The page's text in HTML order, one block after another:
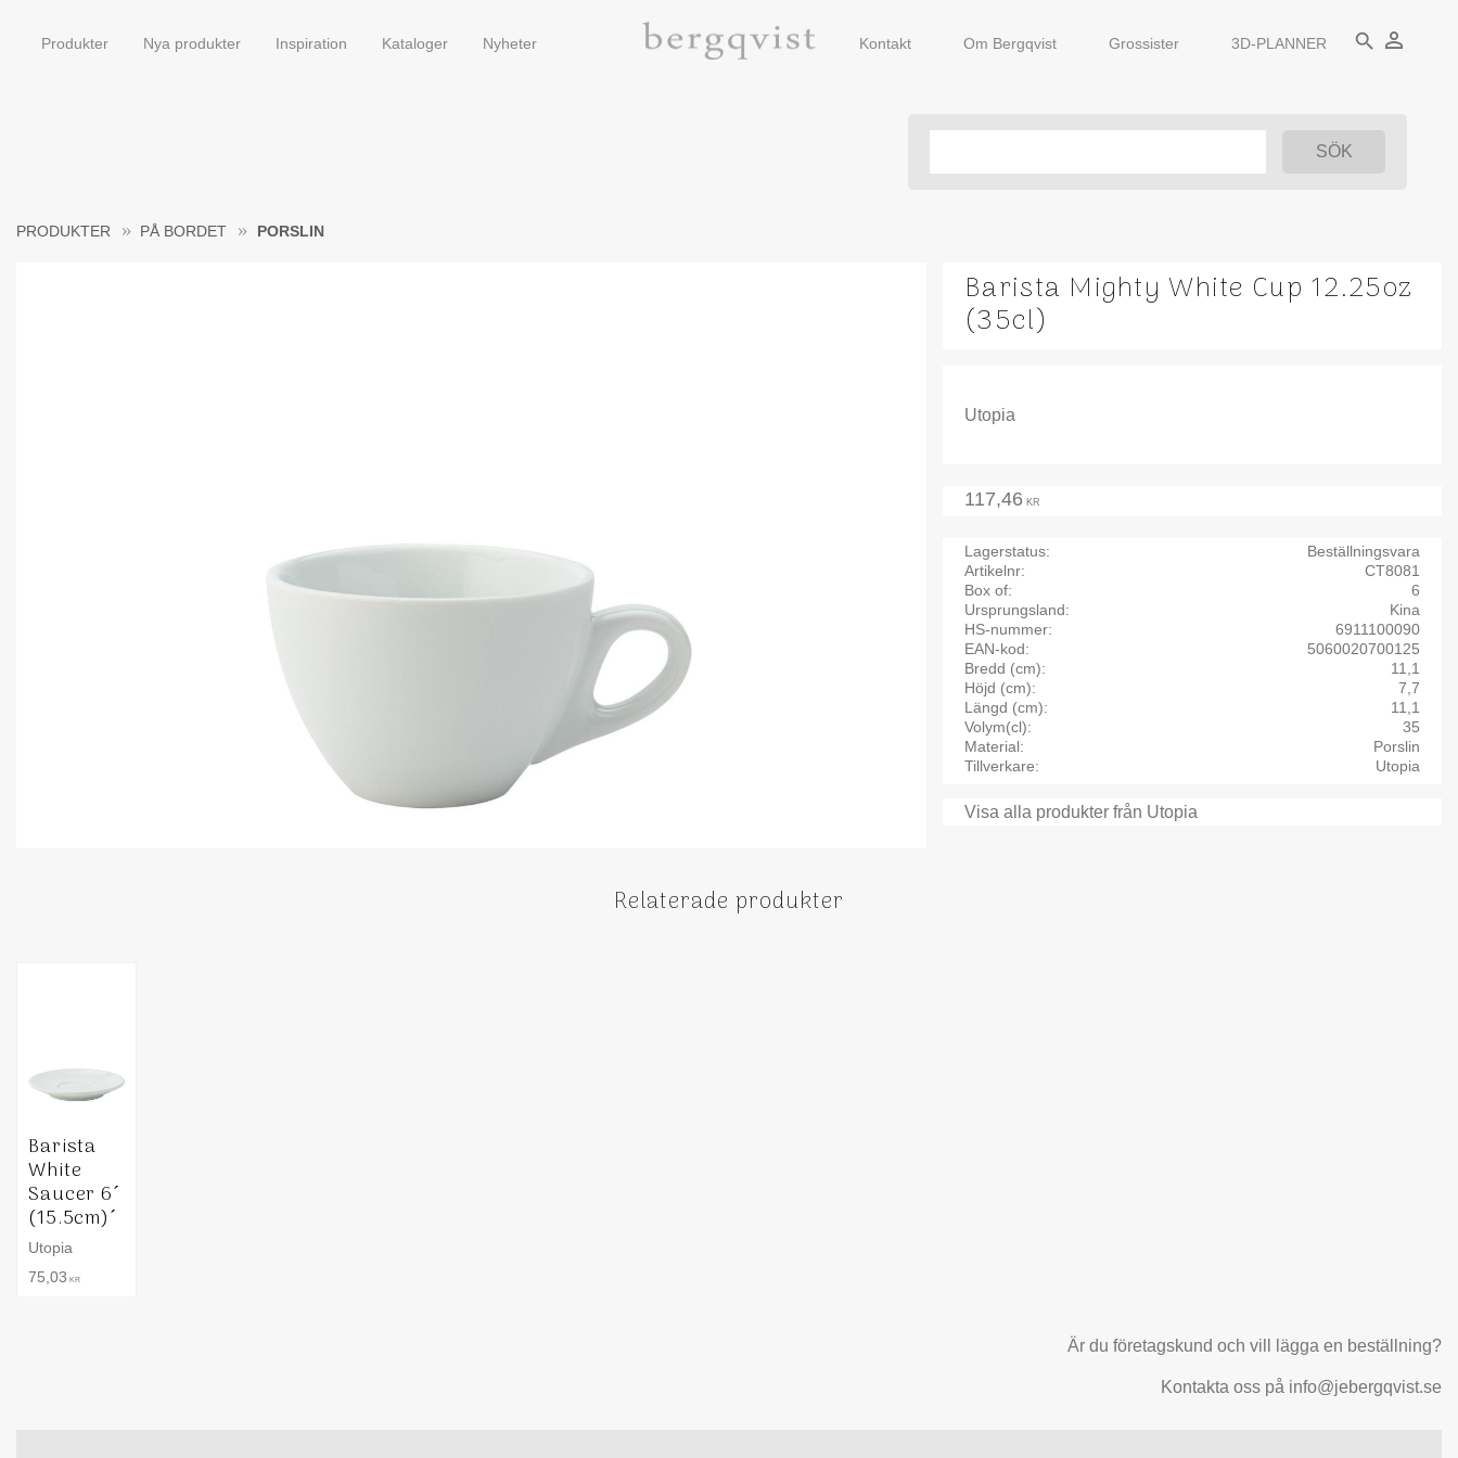
Produkter Nya produkter Inspiration Kataloger Nyheter Kontakt Om Bergqvist Grossister 3D-PLANNER search person_outline
PRODUKTER PÅ BORDET PORSLIN
Barista Mighty White Cup 12.25oz
(35cl)
Utopia
117,46 KR
Lagerstatus
Beställningsvara
Artikelnr
CT8081
Box of
6
Ursprungsland
Kina
HS-nummer
6911100090
EAN-kod
5060020700125
Bredd (cm)
11,1
Höjd (cm)
7,7
Längd (cm)
11,1
Volym(cl)
35
Material
Porslin
Tillverkare
Utopia
Visa alla produkter från Utopia
Relaterade produkter
Barista
White
Saucer 6´
(15.5cm)´
Utopia
75,03 KR
Är du företagskund och vill lägga en beställning?
Kontakta oss på info@jebergqvist.se